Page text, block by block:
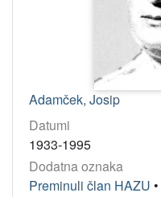
Adamček, Josip
Datumi
1933-1995
Dodatna oznaka
Preminuli član HAZU •